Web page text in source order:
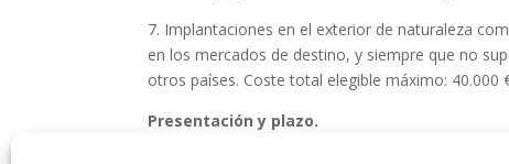
7. Implantaciones en el exterior de naturaleza
en los mercados de destino, y siempre que no
otros países. Coste total elegible máximo: 40.000
Presentación y plazo.